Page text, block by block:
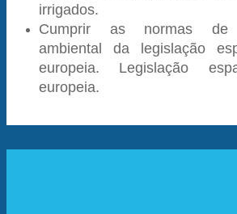
irrigados.
Cumprir as normas de
ambiental da legislação
europeia.
Legislação
europeia.